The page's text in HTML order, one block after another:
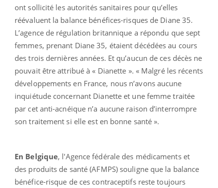
ont sollicité les autorités sanitaires pour qu’elles
réévaluent la balance bénéfices-risques de Diane 35.
L’agence de régulation britannique a répondu que sept
femmes, prenant Diane 35, étaient décédées au cours
des trois dernières années. Et qu’aucun de ces décès ne
pouvait être attribué à « Dianette ». « Malgré les récents
développements en France, nous n’avons aucune
inquiétude concernant Dianette et une femme traitée
par cet anti-acnéique n’a aucune raison d’interrompre
son traitement si elle est en bonne santé ».
En Belgique, l'Agence fédérale des médicaments et
des produits de santé (AFMPS) souligne que la balance
bénéfice-risque de ces contraceptifs reste toujours